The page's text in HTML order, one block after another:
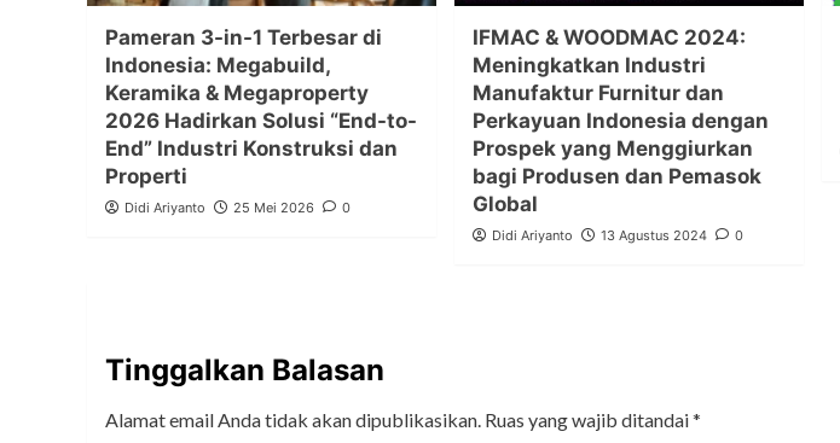
Pameran 3-in-1 Terbesar di
Indonesia: Megabuild,
Keramika & Megaproperty
2026 Hadirkan Solusi “End-to-
End” Industri Konstruksi dan
Properti
Didi Ariyanto 25 Mei 2026 0
IFMAC & WOODMAC 2024:
Meningkatkan Industri
Manufaktur Furnitur dan
Perkayuan Indonesia dengan
Prospek yang Menggiurkan
bagi Produsen dan Pemasok
Global
Didi Ariyanto 13 Agustus 2024 0
Tinggalkan Balasan
Alamat email Anda tidak akan dipublikasikan. Ruas yang wajib ditandai*